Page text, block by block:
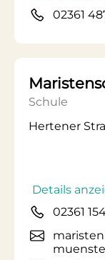
02361
Schule
Hertener
Details
02361